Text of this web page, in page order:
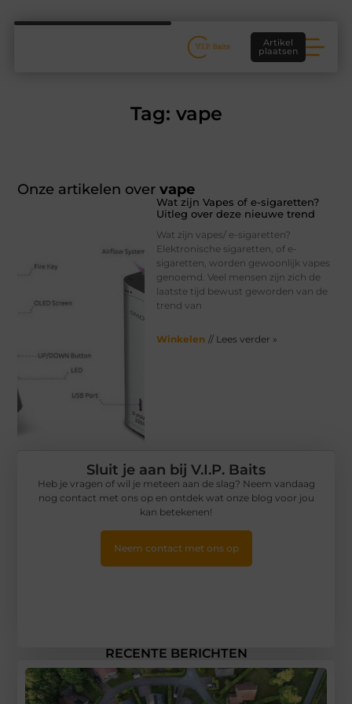
Artikel
plaatsen
Tag: vape
Onze artikelen overvape
Wat zijn Vapes of e-sigaretten?
Uitleg over deze nieuwe trend
Wat zijn vapes/ e-sigaretten?
Elektronische sigaretten, of e-
sigaretten, worden gewoonlijk vapes
genoemd. Veel mensen zijn zich de
laatste tijd bewust geworden van de
trend van
Winkelen // Lees verder »
RECENTE BERICHTEN
Sluit je aan bij V.I.P. Baits
Heb je vragen of wil je meteen aan de slag? Neem vandaag
nog contact met ons op en ontdek wat onze blog voor jou
kan betekenen!
Neem contact met ons op